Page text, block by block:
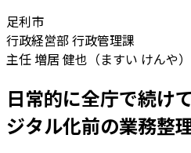
足利市
行政経営部 行政管理課
主任 増居 健也（ますい けんや
日常的に全庁で続け
ジタル化前の業務整